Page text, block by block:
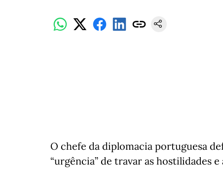
O chefe da diplomacia portuguesa
“urgência” de travar as hostilidades